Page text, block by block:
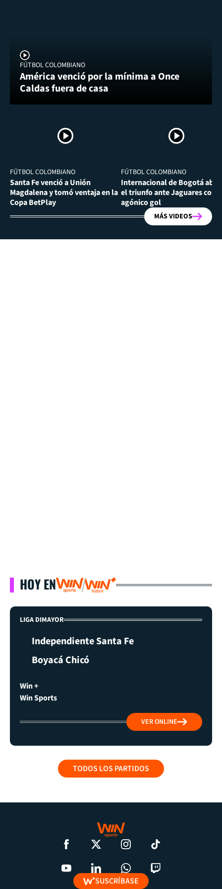
FÚTBOL COLOMBIANO
América venció por la mínima a Once
Caldas fuera de casa
FÚTBOL COLOMBIANO
Santa Fe venció a Unión
Magdalena y tomó ventaja en la
Copa BetPlay
FÚTBOL COLOMBIANO
Internacional de Bogotá
el triunfo ante Jaguares con
agónico gol
MÁS VIDEOS
HOY EN
LIGA DIMAYOR
Independiente Santa Fe
Boyacá Chicó
Win +
Win Sports
VER ONLINE
TODOS LOS PARTIDOS
SUSCRÍBASE